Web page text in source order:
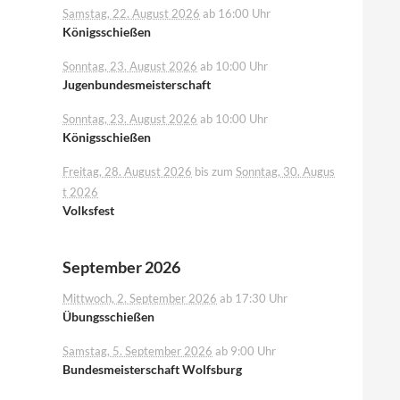
Samstag, 22. August 2026 ab 16:00 Uhr
Königsschießen
Sonntag, 23. August 2026 ab 10:00 Uhr
Jugenbundesmeisterschaft
Sonntag, 23. August 2026 ab 10:00 Uhr
Königsschießen
Freitag, 28. August 2026 bis zum Sonntag, 30. Augus
t 2026
Volksfest
September 2026
Mittwoch, 2. September 2026 ab 17:30 Uhr
Übungsschießen
Samstag, 5. September 2026 ab 9:00 Uhr
Bundesmeisterschaft Wolfsburg